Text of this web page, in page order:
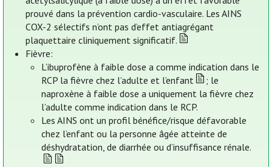
prouvé dans la prévention cardio-vasculaire. Les AINS
COX-2 sélectifs n’ont pas d’effet antiagrégant
plaquettaire cliniquement significatif.
Fièvre:
L’ibuprofène à faible dose a comme indication dans le
RCP la fièvre chez l’adulte et l’enfant
; le
naproxène à faible dose a uniquement la fièvre chez
l’adulte comme indication dans le RCP.
Les AINS ont un profil bénéfice/risque défavorable
chez l’enfant ou la personne âgée atteinte de
déshydratation, de diarrhée ou d’insuffisance rénale.